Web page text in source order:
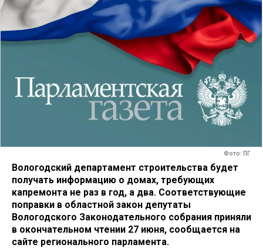
Фото: ПГ
Вологодский департамент строительства будет
получать информацию о домах, требующих
капремонта не раз в год, а два. Соответствующие
поправки в областной закон депутаты
Вологодского Законодательного собрания приняли
в окончательном чтении 27 июня, сообщается на
сайте регионального парламента.